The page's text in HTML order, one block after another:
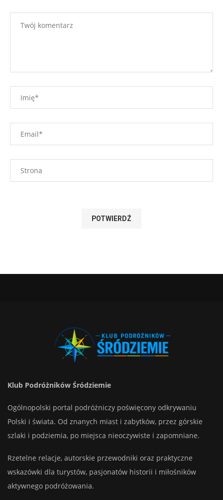
Klub Podróżników Śródziemie
Ogólnopolski portal podróżniczy poświęcony odkrywaniu
Polski i świata. Od znanych miast i zabytków, przez górskie
szlaki i podziemia, po miejsca nieoczywiste i zapomniane.
Rzetelne relacje, autorskie przewodniki oraz praktyczne
wskazówki dla turystów, pasjonatów historii i miłośników
aktywnego podróżowania.